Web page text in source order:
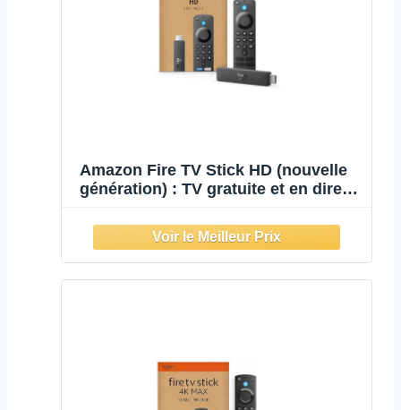
Amazon Fire TV Stick HD (nouvelle
génération) : TV gratuite et en direct,
alimentation via votre TV,
configuration facile, trouvez vos
séries plus rapidement avec Alexa+